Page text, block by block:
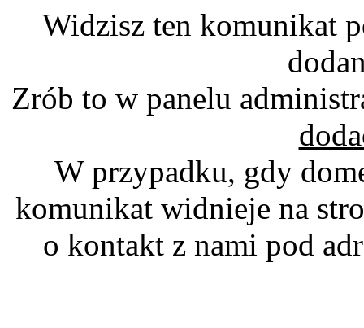
Widzisz ten komunikat
Zrób to w panelu
W przypadku, gdy
komunikat widnieje na
o kontakt z nami pod